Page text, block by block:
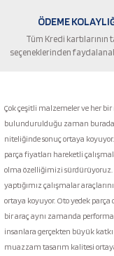
ÖDEME
Tüm Kredi kartılarının
seçeneklerinden
Çok çeşitli malzemeler ve her
bulundurulduğu zaman buradan
niteliğinde sonuç ortaya
parça fiyatları hareketli
olma özelliğimizi sürdürüyoruz.
yaptığımız çalışmalar
ortaya koyuyor. Oto yedek
bir araç aynı zamanda
insanlara gerçekten büyük
muazzam tasarım kalitesi